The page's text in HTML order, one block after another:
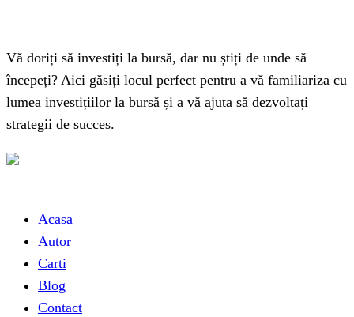
Vă doriți să investiți la bursă, dar nu știți de unde să
începeți? Aici găsiți locul perfect pentru a vă familiariza cu
lumea investițiilor la bursă și a vă ajuta să dezvoltați
strategii de succes.
Acasa
Autor
Carti
Blog
Contact